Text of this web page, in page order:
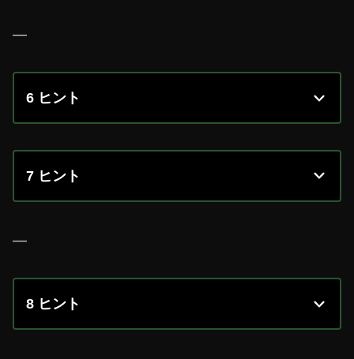
—
6 ヒント
7 ヒント
—
8 ヒント